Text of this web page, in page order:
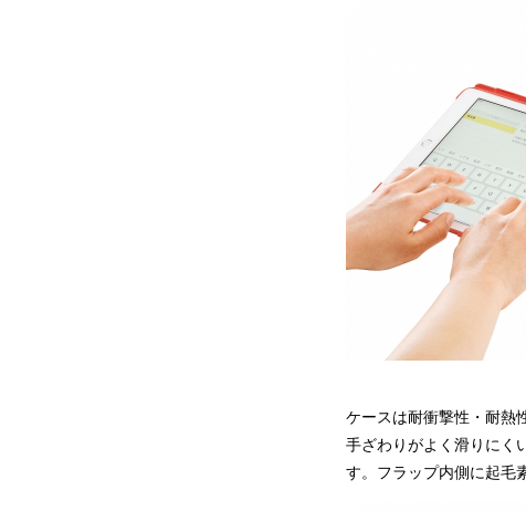
ケースは耐衝撃性・耐熱
手ざわりがよく滑りにく
す。フラップ内側に起毛